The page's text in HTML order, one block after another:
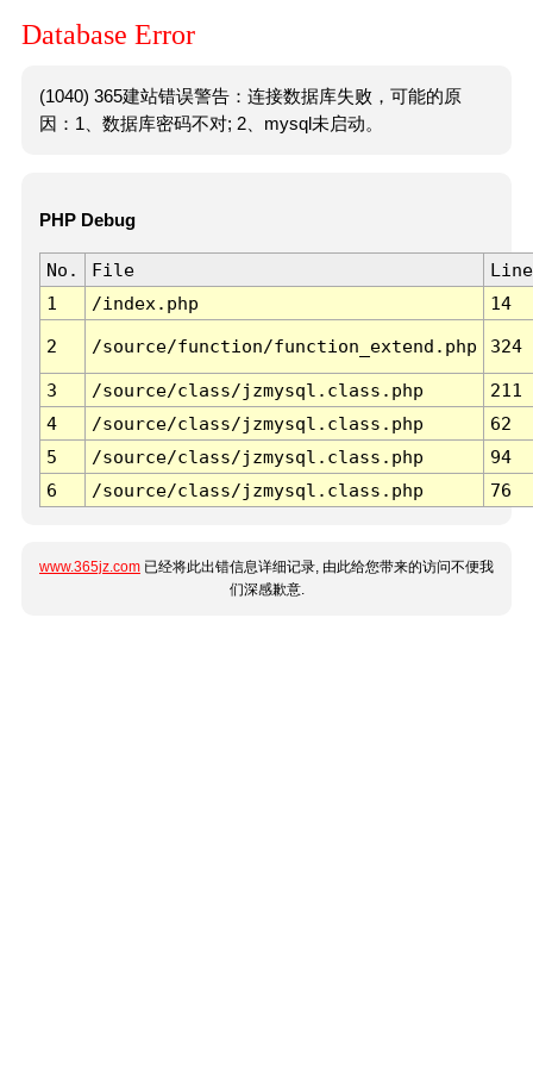
Database Error
(1040) 365建站错误警告：连接数据库失败，可能的原
因：1、数据库密码不对; 2、mysql未启动。
PHP Debug
No. File
Line
1
/index.php 14
2 /source/function/function_extend.php 324
3 /source/class/jzmysql.class.php
211
4
/source/class/jzmysql.class.php
62
5
/source/class/jzmysql.class.php
94
6
/source/class/jzmysql.class.php 76
www.365jz.com 已经将此出错信息详细记录, 由此给您带来的访问不便我
们深感歉意.